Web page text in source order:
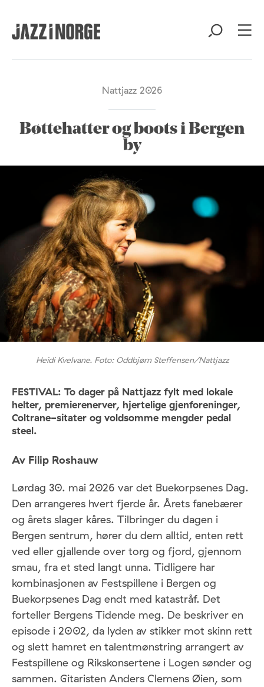
Nattjazz 2026
Bøttehatter og boots i Bergen
by
Heidi Kvelvane. Foto: Oddbjørn Steffensen/Nattjazz
FESTIVAL: To dager på Nattjazz fylt med lokale
helter, premierenerver, hjertelige gjenforeninger,
Coltrane-sitater og voldsomme mengder pedal
steel.
Av Filip Roshauw
Lørdag 30. mai 2026 var det Buekorpsenes Dag.
Den arrangeres hvert fjerde år. Årets fanebærer
og årets slager kåres. Tilbringer du dagen i
Bergen sentrum, hører du dem alltid, enten rett
ved eller gjallende over torg og fjord, gjennom
smau, fra et sted langt unna. Tidligere har
kombinasjonen av Festspillene i Bergen og
Buekorpsenes Dag endt med katastråf. Det
forteller Bergens Tidende meg. De beskriver en
episode i 2002, da lyden av stikker mot skinn rett
og slett hamret en talentmønstring arrangert av
Festspillene og Rikskonsertene i Logen sønder og
sammen. Gitaristen Anders Clemens Øien, som